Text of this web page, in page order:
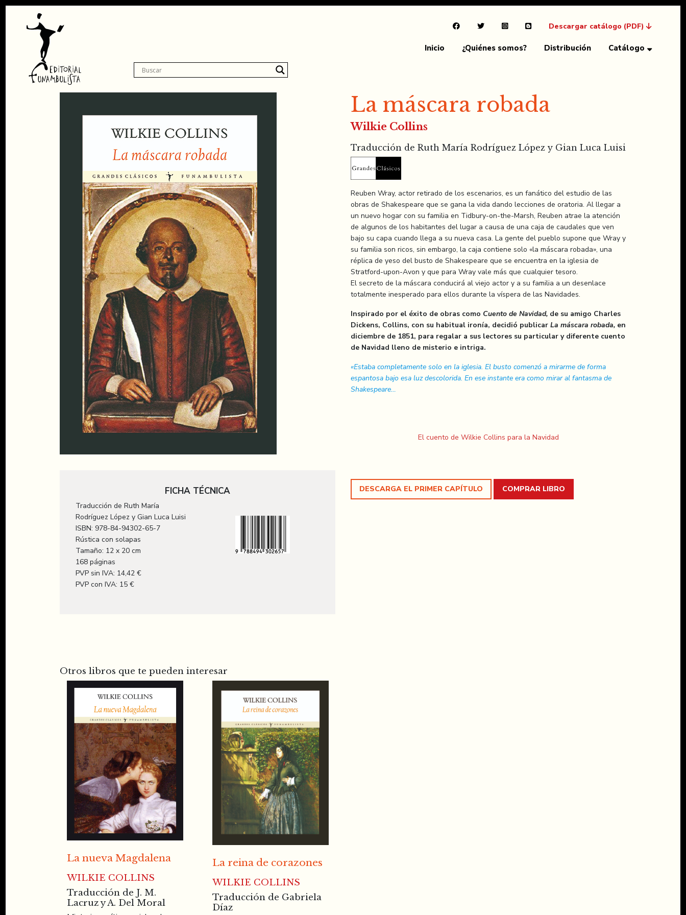
Descargar catálogo (PDF)
Inicio ¿Quiénes somos? Distribución Catálogo
FICHA TÉCNICA
Traducción de Ruth María
Rodríguez López y Gian Luca Luisi
ISBN: 978-84-94302-65-7
Rústica con solapas
Tamaño: 12 x 20 cm
168 páginas
PVP sin IVA: 14,42 €
PVP con IVA: 15 €
La máscara robada
Wilkie Collins
Traducción de Ruth María Rodríguez López y Gian Luca Luisi
Reuben Wray, actor retirado de los escenarios, es un fanático del estudio de las
obras de Shakespeare que se gana la vida dando lecciones de oratoria. Al llegar a
un nuevo hogar con su familia en Tidbury-on-the-Marsh, Reuben atrae la atención
de algunos de los habitantes del lugar a causa de una caja de caudales que ven
bajo su capa cuando llega a su nueva casa. La gente del pueblo supone que Wray y
su familia son ricos, sin embargo, la caja contiene solo «la máscara robada», una
réplica de yeso del busto de Shakespeare que se encuentra en la iglesia de
Stratford-upon-Avon y que para Wray vale más que cualquier tesoro.
El secreto de la máscara conducirá al viejo actor y a su familia a un desenlace
totalmente inesperado para ellos durante la víspera de las Navidades.
Inspirado por el éxito de obras como Cuento de Navidad, de su amigo Charles
Dickens, Collins, con su habitual ironía, decidió publicar La máscara robada, en
diciembre de 1851, para regalar a sus lectores su particular y diferente cuento
de Navidad lleno de misterio e intriga.
«Estaba completamente solo en la iglesia. El busto comenzó a mirarme de forma
espantosa bajo esa luz descolorida. En ese instante era como mirar al fantasma de
Shakespeare…
El cuento de Wilkie Collins para la Navidad
DESCARGA EL PRIMER CAPÍTULO COMPRAR LIBRO
Otros libros que te pueden interesar
La nueva Magdalena
WILKIE COLLINS
Traducción de J. M.
Lacruz y A. Del Moral
La reina de corazones
WILKIE COLLINS
Traducción de Gabriela
Díaz